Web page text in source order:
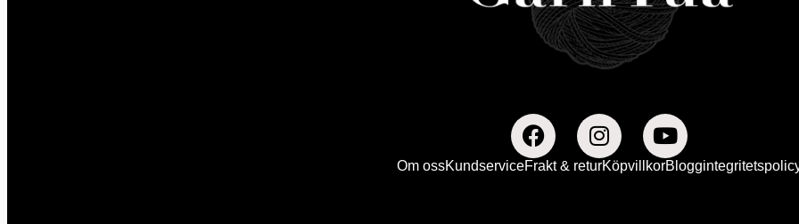
Om ossKundserviceFrakt & returKöpvillkorBlogg